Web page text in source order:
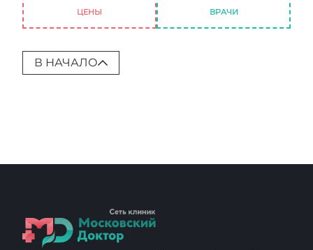
ЦЕНЫ ВРАЧИ
В НАЧАЛО